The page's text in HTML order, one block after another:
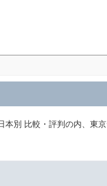
本別 比較・評判の内、東